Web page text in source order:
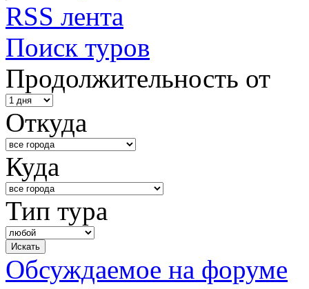
RSS лента
Поиск туров
Продолжительность от
Откуда
Куда
Тип тура
Обсуждаемое на форуме